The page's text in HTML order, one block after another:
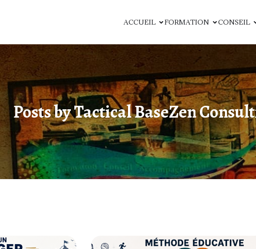
ACCUEIL FORMATION CONSEIL
Posts byTactical BaseZen